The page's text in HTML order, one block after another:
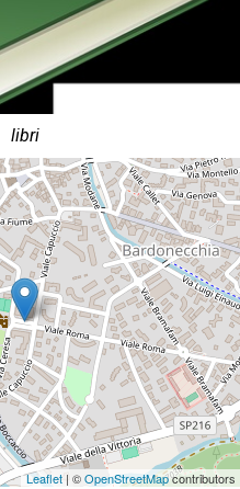
libri
Leaflet| ©OpenStreetMapcontributors